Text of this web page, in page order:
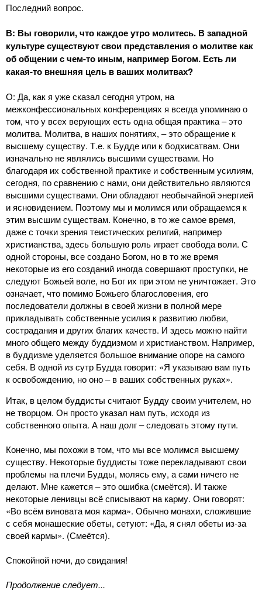
Последний вопрос.
В: Вы говорили, что каждое утро молитесь. В западной
культуре существуют свои представления о молитве как
об общении с чем-то иным, например Богом. Есть ли
какая-то внешняя цель в ваших молитвах?
О: Да, как я уже сказал сегодня утром, на
межконфессиональных конференциях я всегда упоминаю о
том, что у всех верующих есть одна общая практика – это
молитва. Молитва, в наших понятиях, – это обращение к
высшему существу. Т.е. к Будде или к бодхисатвам. Они
изначально не являлись высшими существами. Но
благодаря их собственной практике и собственным усилиям,
сегодня, по сравнению с нами, они действительно являются
высшими существами. Они обладают необычайной энергией
и ясновидением. Поэтому мы и молимся или обращаемся к
этим высшим существам. Конечно, в то же самое время,
даже с точки зрения теистических религий, например
христианства, здесь большую роль играет свобода воли. С
одной стороны, все создано Богом, но в то же время
некоторые из его созданий иногда совершают проступки, не
следуют Божьей воле, но Бог их при этом не уничтожает. Это
означает, что помимо Божьего благословения, его
последователи должны в своей жизни в полной мере
прикладывать собственные усилия к развитию любви,
сострадания и других благих качеств. И здесь можно найти
много общего между буддизмом и христианством. Например,
в буддизме уделяется большое внимание опоре на самого
себя. В одной из сутр Будда говорит: «Я указываю вам путь
к освобождению, но оно – в ваших собственных руках».
Итак, в целом буддисты считают Будду своим учителем, но
не творцом. Он просто указал нам путь, исходя из
собственного опыта. А наш долг – следовать этому пути.
Конечно, мы похожи в том, что мы все молимся высшему
существу. Некоторые буддисты тоже перекладывают свои
проблемы на плечи Будды, молясь ему, а сами ничего не
делают. Мне кажется – это ошибка (смеётся). И также
некоторые ленивцы всё списывают на карму. Они говорят:
«Во всём виновата моя карма». Обычно монахи, сложившие
с себя монашеские обеты, сетуют: «Да, я снял обеты из-за
своей кармы». (Смеётся).
Спокойной ночи, до свидания!
Продолжение следует...